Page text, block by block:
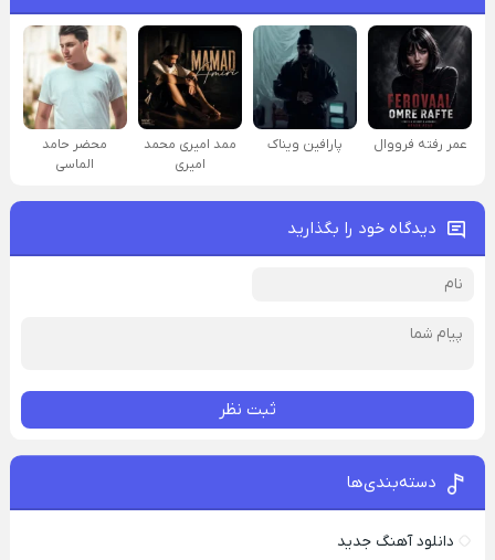
عمر رفته فرووال پارافين ویناک
ممد امیری محمد
امیری
محضر حامد
الماسی
دیدگاه خود را بگذارید
ثبت نظر
دسته‌بندی‌ها
دانلود آهنگ جدید